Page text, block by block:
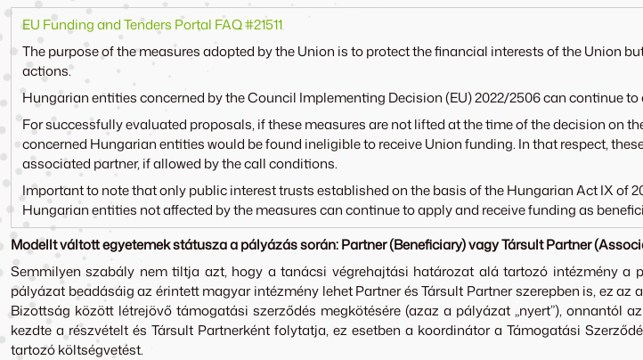
EU Funding and Tenders Portal FAQ #21511
The purpose of the measures adopted by the Union is to protect the financial interests of the Union
actions.
Hungarian entities concerned by the Council Implementing Decision (EU) 2022/2506 can continue
For successfully evaluated proposals, if these measures are not lifted at the time of the decision on
concerned Hungarian entities would be found ineligible to receive Union funding. In that respect,
associated partner, if allowed by the call conditions.
Important to note that only public interest trusts established on the basis of the Hungarian Act IX of
Hungarian entities not affected by the measures can continue to apply and receive funding as
Modellt váltott egyetemek státusza a pályázás során: Partner (Beneficiary) vagy Társult Partner
Semmilyen szabály nem tiltja azt, hogy a tanácsi végrehajtási határozat alá tartozó intézmény a
pályázat beadásáig az érintett magyar intézmény lehet Partner és Társult Partner szerepben is, ez
Bizottság között létrejövő támogatási szerződés megkötésére (azaz a pályázat „nyert”), onnantól
kezdte a részvételt és Társult Partnerként folytatja, ez esetben a koordinátor a Támogatási
tartozó költségvetést.